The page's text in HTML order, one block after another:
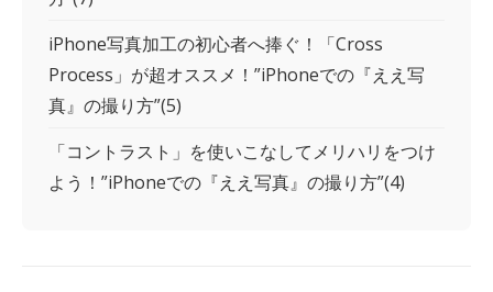
iPhone写真加工の初心者へ捧ぐ！「Cross
Process」が超オススメ！”iPhoneでの『ええ写
真』の撮り方”(5)
「コントラスト」を使いこなしてメリハリをつけ
よう！”iPhoneでの『ええ写真』の撮り方”(4)